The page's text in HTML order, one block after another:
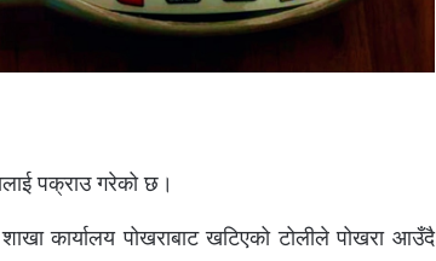
पक्राउ गरेको छ।
कार्यालय पोखराबाट खटिएको टोलीले पोखरा आउँदै